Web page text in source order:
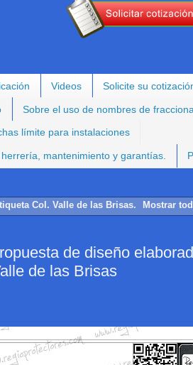
Videos Solicite su
Sobre el uso de nombres de
límite para instalaciones
mantenimiento y garantías.
Col. Valle de las Brisas. Mostrar
de diseño
de las Brisas